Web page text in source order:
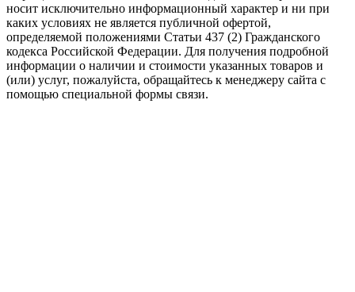
носит исключительно информационный характер и ни при
каких условиях не является публичной офертой,
определяемой положениями Статьи 437 (2) Гражданского
кодекса Российской Федерации. Для получения подробной
информации о наличии и стоимости указанных товаров и
(или) услуг, пожалуйста, обращайтесь к менеджеру сайта с
помощью специальной формы связи.